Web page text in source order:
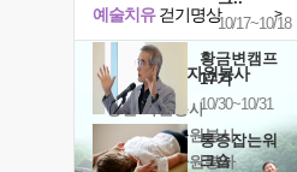
10/17~10/18
황금변캠프
17기
10/30~10/31
통증잡는워
크숍
예술치유걷기명상 >
'옹달샘의 꽃' 자원봉사
· 청년 자원봉사
· 금빛청년 자원봉사
· 음식연구 자원봉사